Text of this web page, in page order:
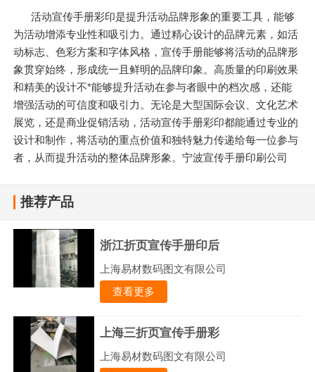
活动宣传手册彩印是提升活动品牌形象的重要工具，能够
为活动增添专业性和吸引力。通过精心设计的品牌元素，如活
动标志、色彩方案和字体风格，宣传手册能够将活动的品牌形
象贯穿始终，形成统一且鲜明的品牌印象。高质量的印刷效果
和精美的设计不*能够提升活动在参与者眼中的档次感，还能
增强活动的可信度和吸引力。无论是大型国际会议、文化艺术
展览，还是商业促销活动，活动宣传手册彩印都能通过专业的
设计和制作，将活动的重点价值和独特魅力传递给每一位参与
者，从而提升活动的整体品牌形象。宁波宣传手册印刷公司
推荐产品
浙江折页宣传手册印后
上海易材数码图文有限公司
查看更多
上海三折页宣传手册彩
上海易材数码图文有限公司